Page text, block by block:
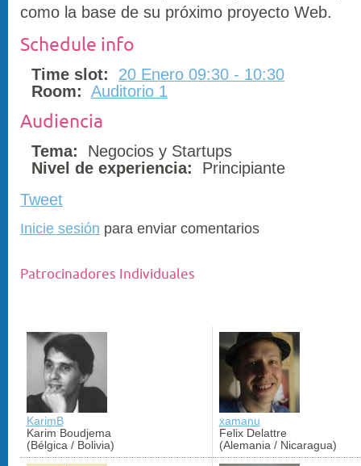
como la base de su próximo proyecto Web.
Schedule info
Time slot:
20 Enero 09:30 - 10:30
Room: Auditorio 1
Audiencia
Tema:
Negocios y Startups
Nivel de experiencia:
Principiante
Tweet
Inicie sesión para enviar comentarios
Patrocinadores Individuales
KarimB
Karim Boudjema
(Bélgica / Bolivia)
xamanu
Felix Delattre
(Alemania / Nicaragua)